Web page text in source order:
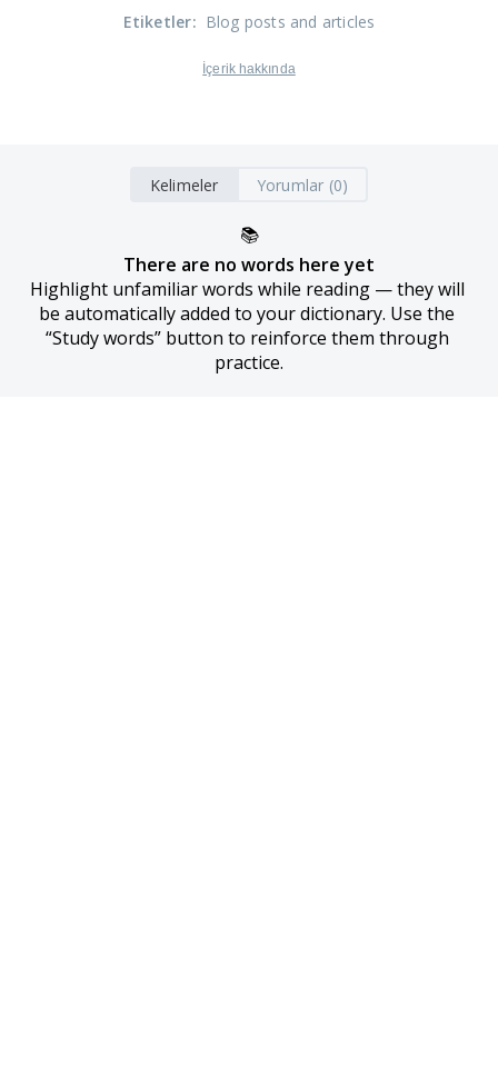
Etiketler: Blog posts and articles
İçerik hakkında
Kelimeler Yorumlar (0)
📚
There are no words here yet
Highlight unfamiliar words while reading — they will
be automatically added to your dictionary. Use the
“Study words” button to reinforce them through
practice.